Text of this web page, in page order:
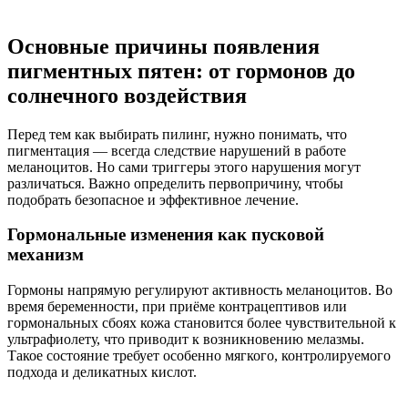
Основные причины появления
пигментных пятен: от гормонов до
солнечного воздействия
Перед тем как выбирать пилинг, нужно понимать, что
пигментация — всегда следствие нарушений в работе
меланоцитов. Но сами триггеры этого нарушения могут
различаться. Важно определить первопричину, чтобы
подобрать безопасное и эффективное лечение.
Гормональные изменения как пусковой
механизм
Гормоны напрямую регулируют активность меланоцитов. Во
время беременности, при приёме контрацептивов или
гормональных сбоях кожа становится более чувствительной к
ультрафиолету, что приводит к возникновению мелазмы.
Такое состояние требует особенно мягкого, контролируемого
подхода и деликатных кислот.